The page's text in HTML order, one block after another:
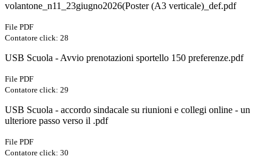
volantone_n11_23giugno2026(Poster (A3 verticale)_def.pdf
File PDF
Contatore click: 28
USB Scuola - Avvio prenotazioni sportello 150 preferenze.pdf
File PDF
Contatore click: 29
USB Scuola - accordo sindacale su riunioni e collegi online - un
ulteriore passo verso il .pdf
File PDF
Contatore click: 30